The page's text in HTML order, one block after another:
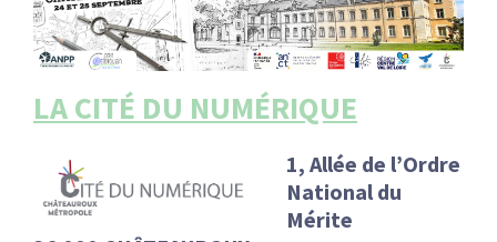
RENCONTRES
PUBLICATIONS
EUROPE
LA CITÉ DU NUMÉRIQUE
1, Allée de l’Ordre
National du
Mérite